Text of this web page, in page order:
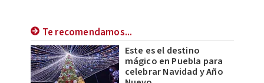
Te recomendamos...
Este es el destino
mágico en Puebla para
celebrar Navidad y Año